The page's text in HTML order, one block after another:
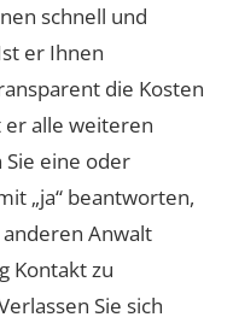
schnell und
er Ihnen
die Kosten
alle weiteren
Sie eine oder
„ja“ beantworten,
Anwalt
Kontakt zu
Sie sich